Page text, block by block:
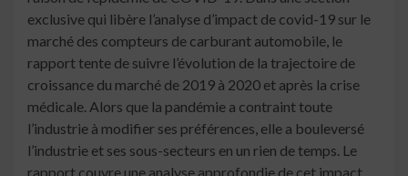
exclusive qui libère l’analyse d’impact de covid-19 sur le
marché des compteurs de carburant automobile, le
rapport tente de suivre l’évolution de la trajectoire de
croissance du marché de 2019 à 2020 et après la crise
médicale. Alors que la pandémie a contraint toute
l’industrie à modifier ses préférences, elle a bouleversé
l’industrie et ses sous-secteurs en un rien de temps. Le
rapport couvre une analyse approfondie de cet impact,